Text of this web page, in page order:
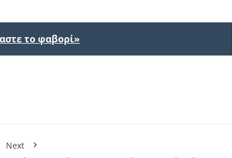
το φαβορί»
Next